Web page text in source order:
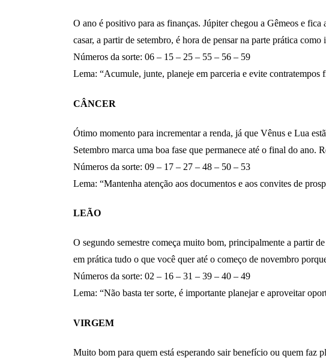
O ano é positivo para as finanças. Júpiter chegou a Gêmeos e
casar, a partir de setembro, é hora de pensar na parte prática
Números da sorte: 06 – 15 – 25 – 55 – 56 – 59
Lema: “Acumule, junte, planeje em parceria e evite contratempos
CÂNCER
Ótimo momento para incrementar a renda, já que Vênus e Lua
Setembro marca uma boa fase que permanece até o final do ano.
Números da sorte: 09 – 17 – 27 – 48 – 50 – 53
Lema: “Mantenha atenção aos documentos e aos convites de
LEÃO
O segundo semestre começa muito bom, principalmente a partir
em prática tudo o que você quer até o começo de novembro
Números da sorte: 02 – 16 – 31 – 39 – 40 – 49
Lema: “Não basta ter sorte, é importante planejar e aproveitar
VIRGEM
Muito bom para quem está esperando sair benefício ou quem faz